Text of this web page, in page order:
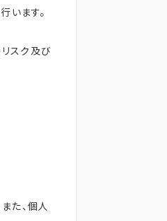
います。
スク及び
た、個人